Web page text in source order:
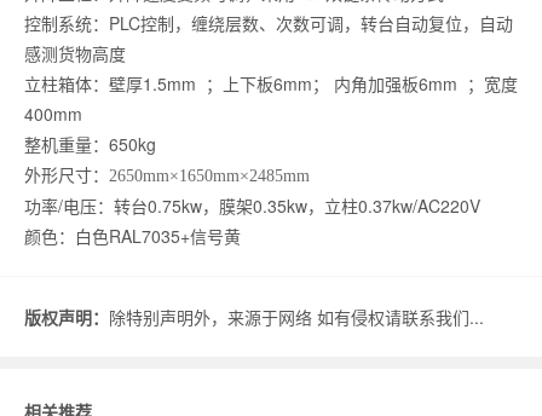
控制系统：PLC控制，缠绕层数、次数可调，转台自动复位，自动
感测货物高度
立柱箱体：壁厚1.5mm ；上下板6mm； 内角加强板6mm ；宽度
400mm
整机重量：650kg
外形尺寸：
2650mm×1650mm×2485mm
功率/电压：转台0.75kw，膜架0.35kw，立柱0.37kw/AC220V
颜色：白色RAL7035+信号黄
版权声明： 除特别声明外，来源于网络 如有侵权请联系我们...
相关推荐